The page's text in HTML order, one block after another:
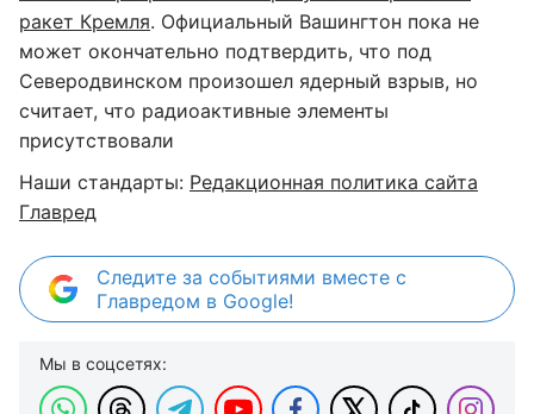
ракет Кремля. Официальный Вашингтон пока не
может окончательно подтвердить, что под
Северодвинском произошел ядерный взрыв, но
считает, что радиоактивные элементы
присутствовали
Наши стандарты: Редакционная политика сайта
Главред
Следите за событиями вместе с
Главредом в Google!
Мы в соцсетях: